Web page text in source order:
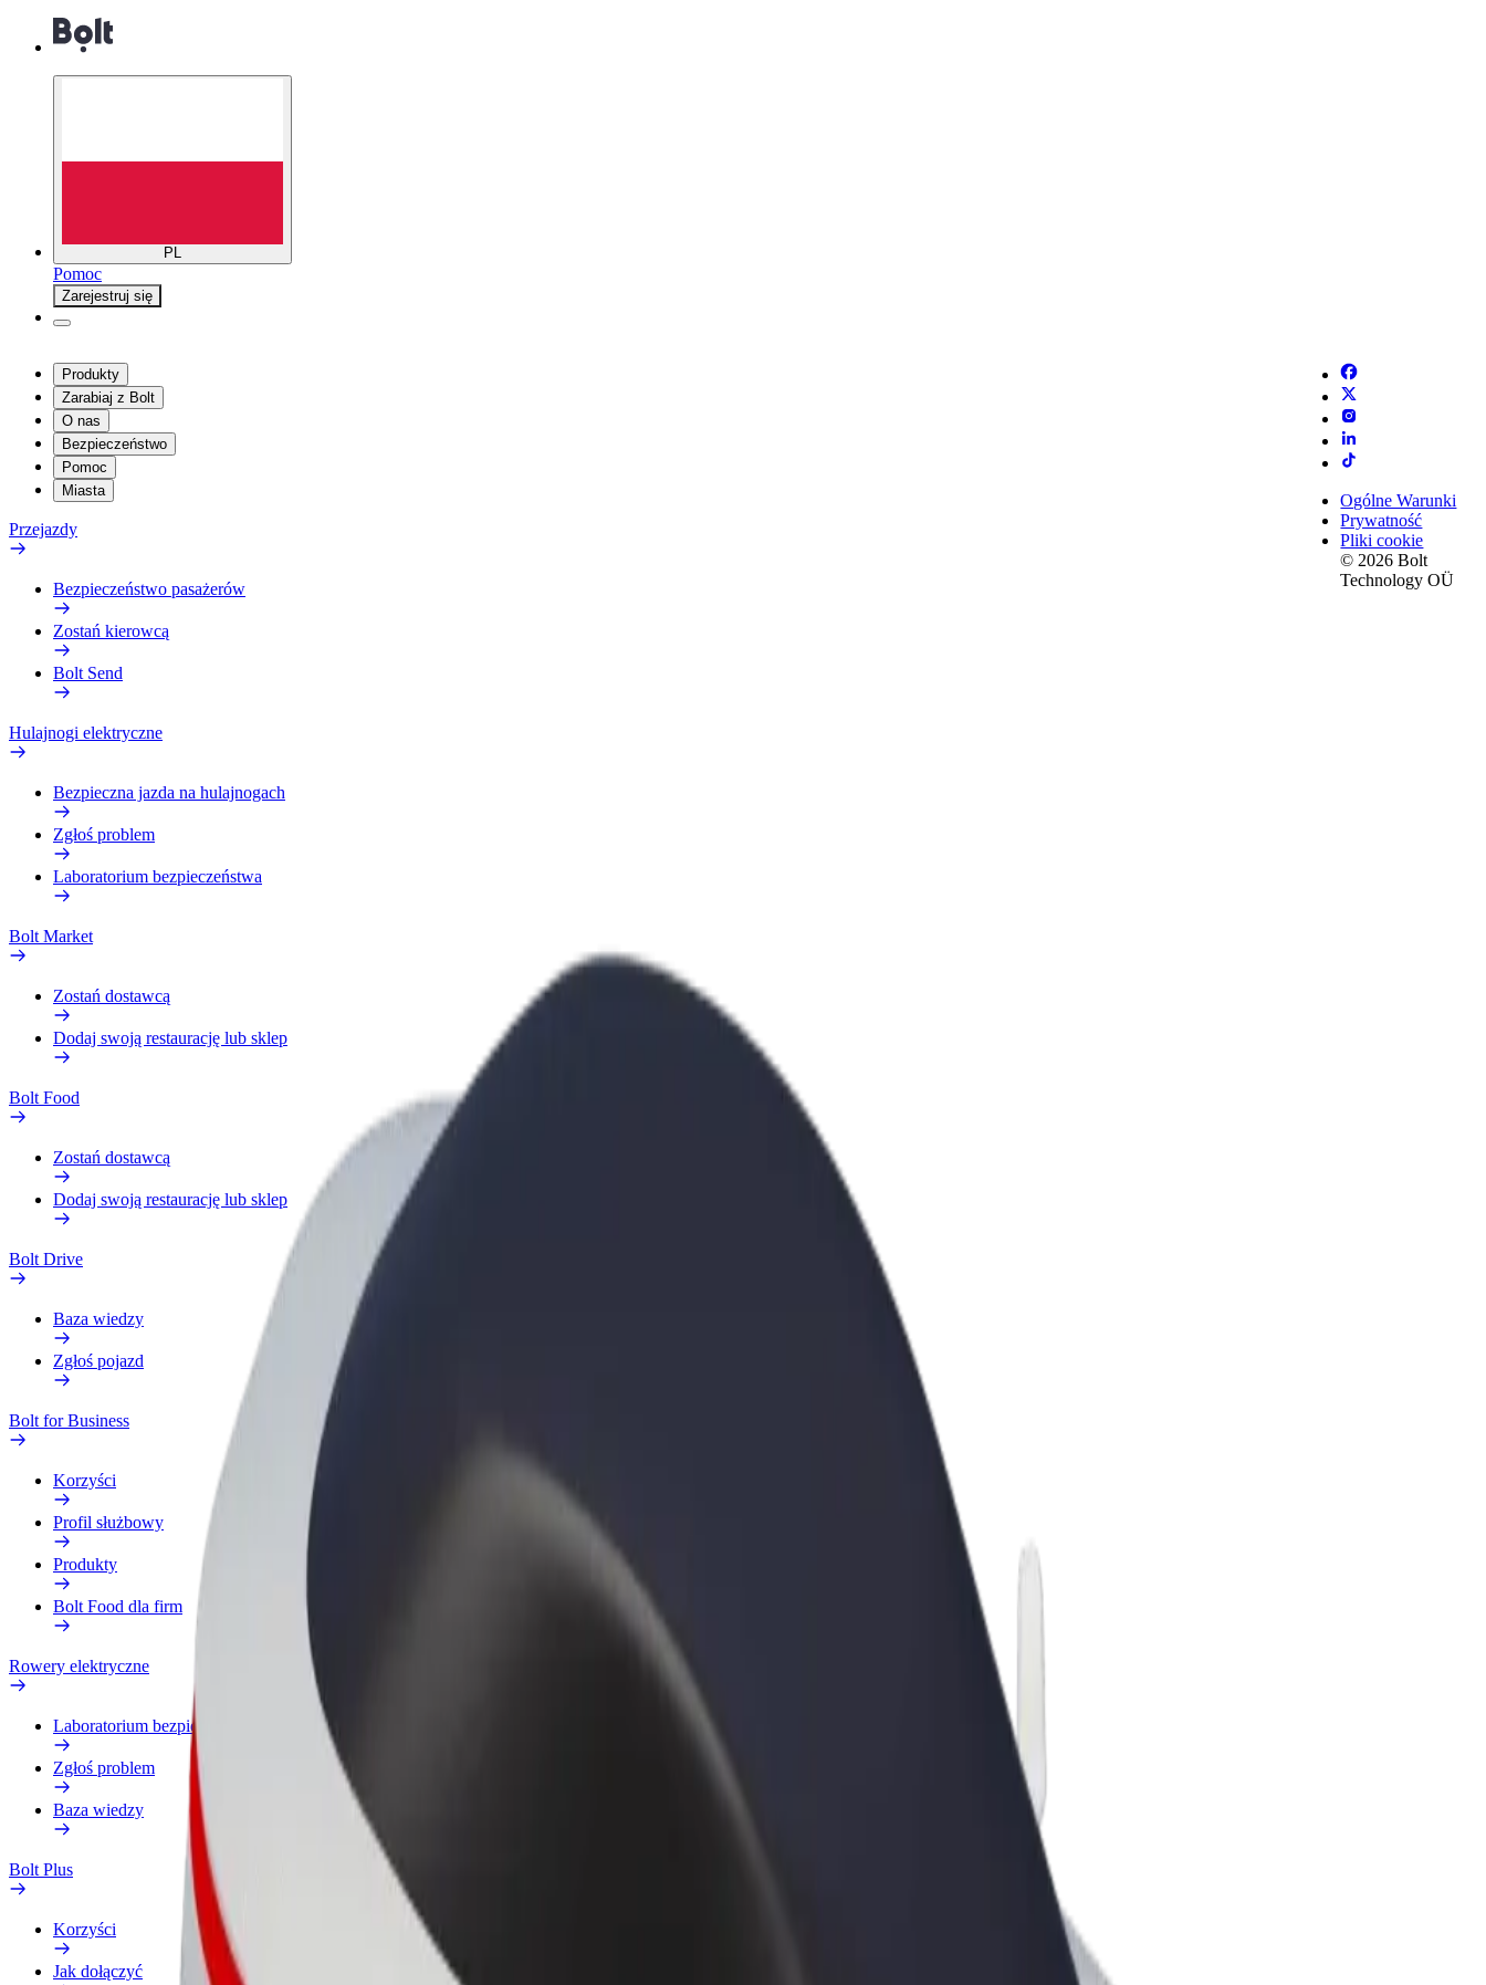
PL
Pomoc
Zarejestruj się
Produkty
Zarabiaj z Bolt
O nas
Bezpieczeństwo
Pomoc
Miasta
Przejazdy
Bezpieczeństwo pasażerów
Zostań kierowcą
Bolt Send
Hulajnogi elektryczne
Bezpieczna jazda na hulajnogach
Zgłoś problem
Laboratorium bezpieczeństwa
Bolt Market
Zostań dostawcą
Dodaj swoją restaurację lub sklep
Bolt Food
Zostań dostawcą
Dodaj swoją restaurację lub sklep
Bolt Drive
Baza wiedzy
Zgłoś pojazd
Bolt for Business
Korzyści
Profil służbowy
Produkty
Bolt Food dla firm
Rowery elektryczne
Laboratorium bezpieczeństwa
Zgłoś problem
Baza wiedzy
Bolt Plus
Korzyści
Jak dołączyć
Ogólne Warunki
Prywatność
Pliki cookie
© 2026 Bolt
Technology OÜ